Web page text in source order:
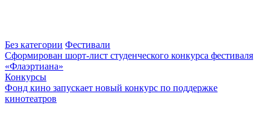
Без категории Фестивали
Сформирован шорт-лист студенческого конкурса фестиваля
«Флаэртиана»
Конкурсы
Фонд кино запускает новый конкурс по поддержке
кинотеатров